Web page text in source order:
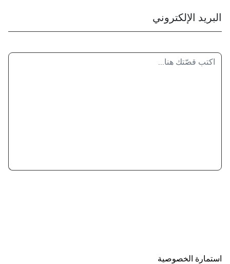
البريد الإلكتروني
استمارة الخصوصية